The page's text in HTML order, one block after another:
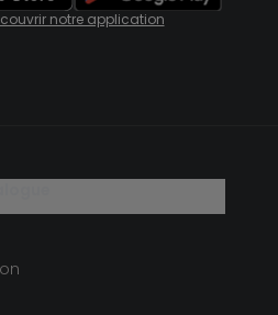
notre application